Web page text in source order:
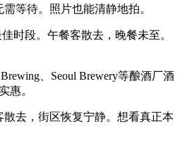
需等待。照片也能清静地拍。
佳时段。午餐客散去，晚餐未至。
Brewing、Seoul Brewery等酿酒厂酒
惠。
散去，街区恢复宁静。想看真正本